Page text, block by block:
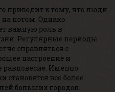
приводит к тому, что люди
на потом. Однако
важную роль в
Регулярные периоды
справляться с
настроение и
равновесие. Именно
становятся все более
больших городов.